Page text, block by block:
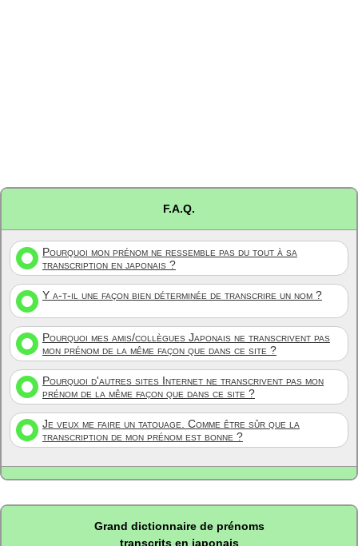
F.A.Q.
Pourquoi mon prénom ne ressemble pas du tout à sa
transcription en japonais ?
Y a-t-il une façon bien déterminée de transcrire un nom ?
Pourquoi mes amis/collègues Japonais ne transcrivent pas
mon prénom de la même façon que dans ce site ?
Pourquoi d'autres sites Internet ne transcrivent pas mon
prénom de la même façon que dans ce site ?
Je veux me faire un tatouage. Comme être sûr que la
transcription de mon prénom est bonne ?
Grand dictionnaire de prénoms
transcrits en japonais